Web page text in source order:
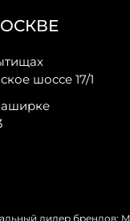
шоссе 17/1
дилер брендов: